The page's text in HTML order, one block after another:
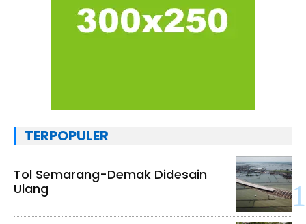
TERPOPULER
Tol Semarang-Demak Didesain
Ulang